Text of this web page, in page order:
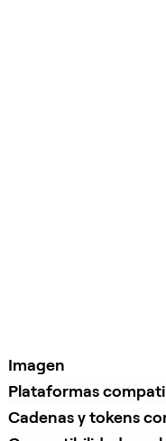
Imagen
Plataformas
Cadenas y tokens